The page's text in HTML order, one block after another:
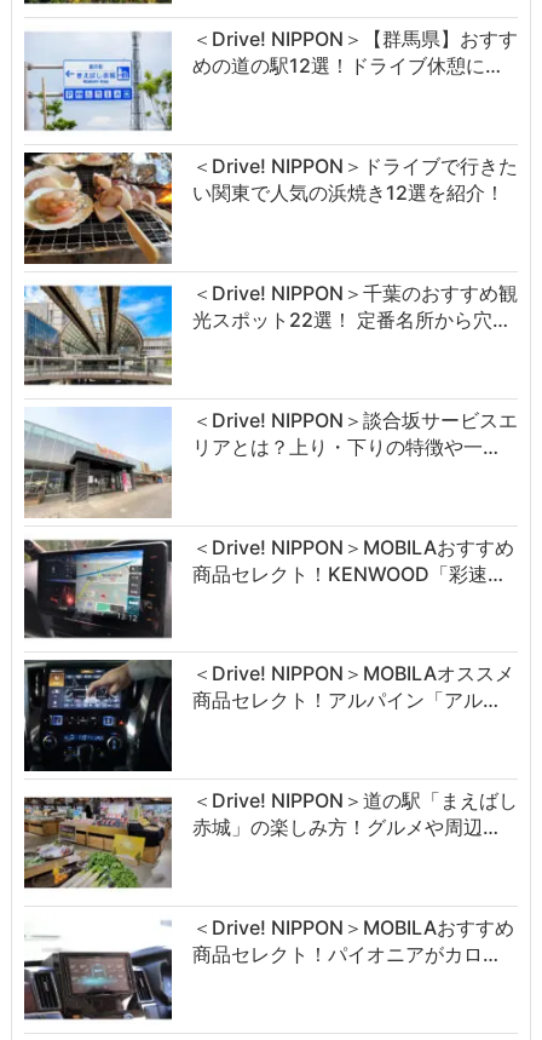
＜Drive! NIPPON＞【群馬県】おすす
めの道の駅12選！ドライブ休憩に…
＜Drive! NIPPON＞ドライブで行きた
い関東で人気の浜焼き12選を紹介！
＜Drive! NIPPON＞千葉のおすすめ観
光スポット22選！ 定番名所から穴…
＜Drive! NIPPON＞談合坂サービスエ
リアとは？上り・下りの特徴や一…
＜Drive! NIPPON＞MOBILAおすすめ
商品セレクト！KENWOOD「彩速…
＜Drive! NIPPON＞MOBILAオススメ
商品セレクト！アルパイン「アル…
＜Drive! NIPPON＞道の駅「まえばし
赤城」の楽しみ方！グルメや周辺…
＜Drive! NIPPON＞MOBILAおすすめ
商品セレクト！パイオニアがカロ…